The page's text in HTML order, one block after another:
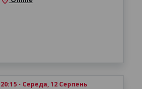
20:15 - Середа, 12 Серпень